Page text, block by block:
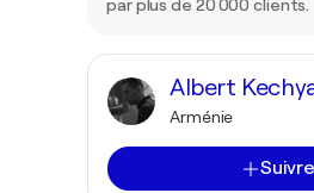
par plus de 20 000 clients.
Albert
Arménie
Suivre